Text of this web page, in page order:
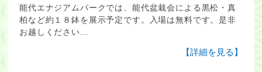
能代エナジアムパークでは、能代盆栽会による黒松・真
柏など約１８鉢を展示予定です。入場は無料です。是非
お越しください...
【詳細を見る】